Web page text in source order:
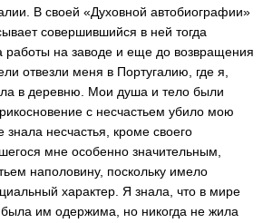
В своей «Духовной автобиографии»
совершившийся в ней тогда
работы на заводе и еще до возвращения
отвезли меня в Португалию, где я,
в деревню. Мои душа и тело были
с несчастьем убило мою
несчастья, кроме своего
мне особенно значительным,
наполовину, поскольку имело
характер. Я знала, что в мире
им одержима, но никогда не жила